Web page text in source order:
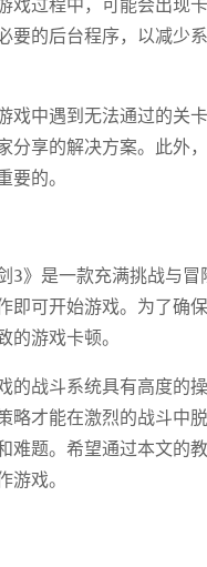
要的后台程序，以减少
戏中遇到无法通过的关
分享的解决方案。此外
要的。
3》是一款充满挑战与
即可开始游戏。为了确
的游戏卡顿。
的战斗系统具有高度的
略才能在激烈的战斗中
难题。希望通过本文的
游戏。